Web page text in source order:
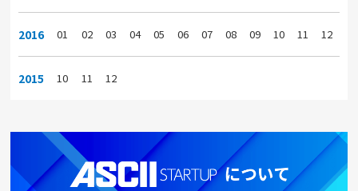
2016 01 02 03 04 05 06 07 08 09 10 11 12
2015 10 11 12